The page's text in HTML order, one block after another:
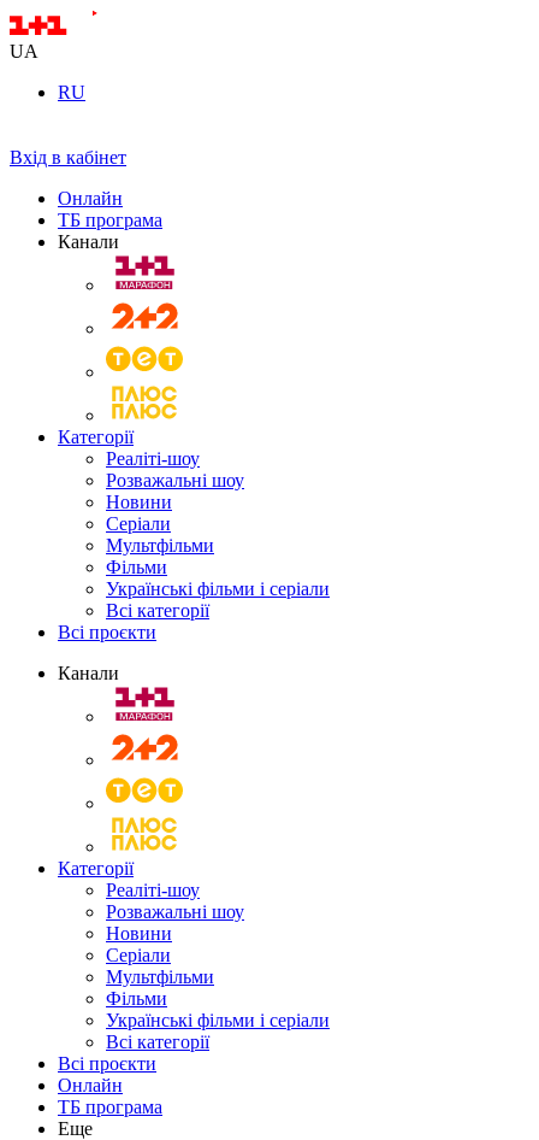
UA
RU
Вхід в кабінет
Онлайн
ТБ програма
Канали
Категорії
Реаліті-шоу
Розважальні шоу
Новини
Серіали
Мультфільми
Фільми
Українські фільми і серіали
Всі категорії
Всі проєкти
Канали
Категорії
Реаліті-шоу
Розважальні шоу
Новини
Серіали
Мультфільми
Фільми
Українські фільми і серіали
Всі категорії
Всі проєкти
Онлайн
ТБ програма
Еще